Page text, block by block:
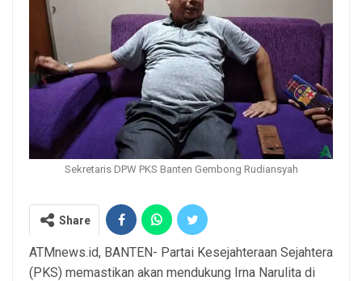
Sekretaris DPW PKS Banten Gembong Rudiansyah
Share
ATMnews.id, BANTEN- Partai Kesejahteraan Sejahtera
(PKS) memastikan akan mendukung Irna Narulita di